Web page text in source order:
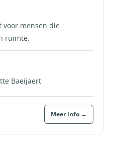
voor mensen die
ruimte.
Baeijaert
Meer info →